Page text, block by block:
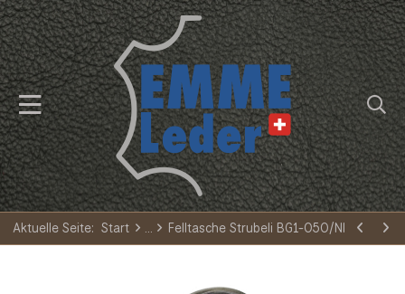
Aktuelle Seite: Start Felltasche Strubeli BG1-050/NI